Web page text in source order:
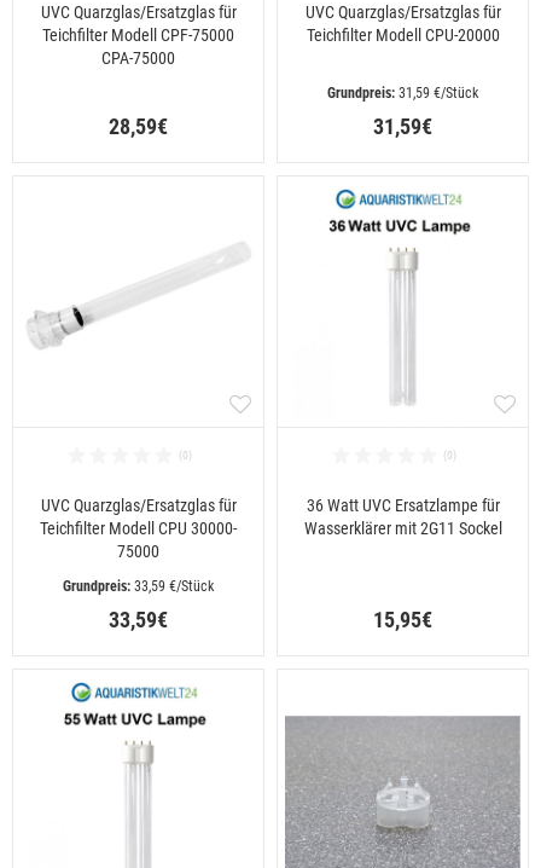
UVC Quarzglas/Ersatzglas für
Teichfilter Modell CPF-75000
CPA-75000
28,59€
UVC Quarzglas/Ersatzglas für
Teichfilter Modell CPU-20000
31,59 €/Stück
31,59€
UVC Quarzglas/Ersatzglas für
Teichfilter Modell CPU 30000-
75000
33,59 €/Stück
33,59€
36 Watt UVC Ersatzlampe für
Wasserklärer mit 2G11 Sockel
15,95€